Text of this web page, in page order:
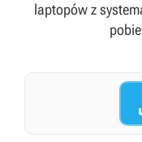
laptopów z